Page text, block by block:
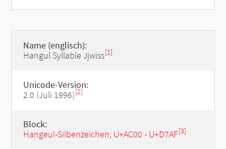
Name (englisch):
Hangul Syllable Jjwiss[1]
Unicode-Version:
2.0 (Juli 1996)[2]
Block:
Hangeul-Silbenzeichen, U+AC00 - U+D7AF[3]